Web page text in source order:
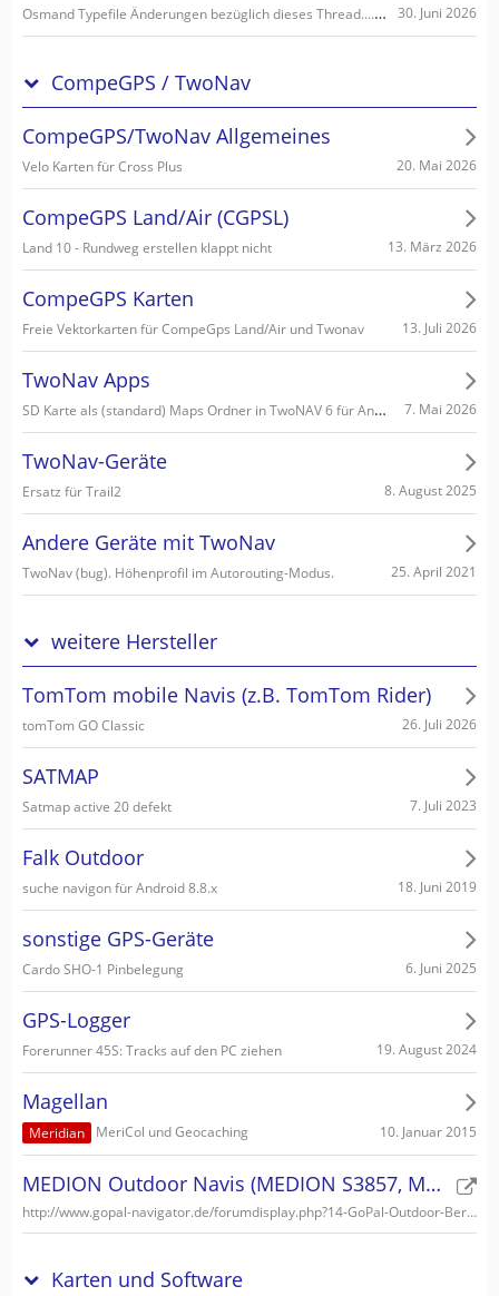
Osmand Typefile Änderungen bezüglich dieses Thread....., mögliche Fehlerquelle warum es nicht gehen kann... 30. Juni 2026
CompeGPS / TwoNav
CompeGPS/TwoNav Allgemeines
Velo Karten für Cross Plus 20. Mai 2026
CompeGPS Land/Air (CGPSL)
Land 10 - Rundweg erstellen klappt nicht 13. März 2026
CompeGPS Karten
Freie Vektorkarten für CompeGps Land/Air und Twonav 13. Juli 2026
TwoNav Apps
SD Karte als (standard) Maps Ordner in TwoNAV 6 für Android einstellen/wählen 7. Mai 2026
TwoNav-Geräte
Ersatz für Trail2 8. August 2025
Andere Geräte mit TwoNav
TwoNav (bug). Höhenprofil im Autorouting-Modus. 25. April 2021
weitere Hersteller
TomTom mobile Navis (z.B. TomTom Rider)
tomTom GO Classic 26. Juli 2026
SATMAP
Satmap active 20 defekt 7. Juli 2023
Falk Outdoor
suche navigon für Android 8.8.x 18. Juni 2019
sonstige GPS-Geräte
Cardo SHO-1 Pinbelegung 6. Juni 2025
GPS-Logger
Forerunner 45S: Tracks auf den PC ziehen 19. August 2024
Magellan
Meridian MeriCol und Geocaching 10. Januar 2015
MEDION Outdoor Navis (MEDION S3857, MEDION S3747)
http://www.gopal-navigator.de/forumdisplay.php?14-GoPal-Outdoor-Bereich
Karten und Software